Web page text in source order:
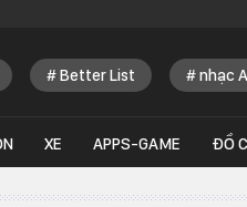
Better List nhạc
XE APPS-GAME ĐỒ